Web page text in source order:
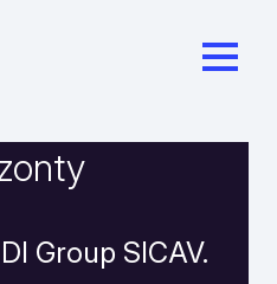
Group SICAV.